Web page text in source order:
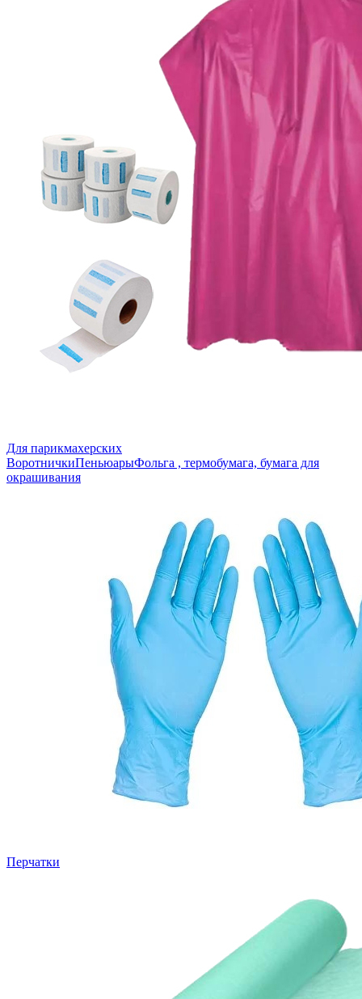
Для парикмахерских
ВоротничкиПеньюарыФольга , термобумага, бумага для
окрашивания
Перчатки